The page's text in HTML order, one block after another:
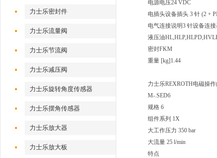
力士乐密封件
力士乐流量阀
力士乐节流阀
力士乐减压阀
力士乐旋转角度传感器
力士乐摆角传感器
力士乐放大器
力士乐放大板
电源电压24 VDC
电插头设备插头 3 针 (2 +
电气连接说明3 针设备连接
液压油
密封FKM
重量 [kg]1.44
力士乐REXROTH电磁操
M-.SED6
规格 6
组件系列 1X
大工作压力 350 bar
大流量 25 l/min
特点